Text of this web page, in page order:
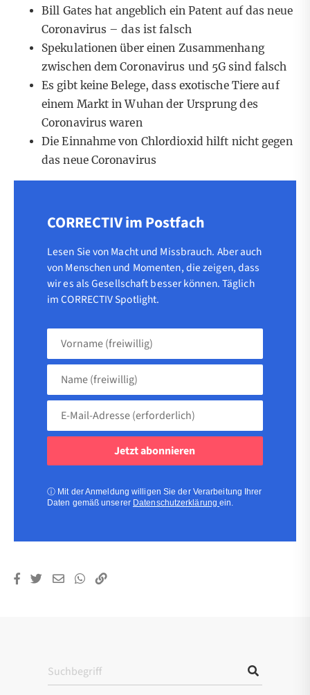
Bill Gates hat angeblich ein Patent auf das neue
Coronavirus – das ist falsch
Spekulationen über einen Zusammenhang
zwischen dem Coronavirus und 5G sind falsch
Es gibt keine Belege, dass exotische Tiere auf
einem Markt in Wuhan der Ursprung des
Coronavirus waren
Die Einnahme von Chlordioxid hilft nicht gegen
das neue Coronavirus
CORRECTIV im Postfach
Lesen Sie von Macht und Missbrauch. Aber auch
von Menschen und Momenten, die zeigen, dass
wir es als Gesellschaft besser können. Täglich
im CORRECTIV Spotlight.
Vorname
(freiwillig)
Name
(freiwillig)
Mail-
Adresse
ⓘ Mit der Anmeldung willigen Sie der Verarbeitung Ihrer
Daten gemäß unserer Datenschutzerklärungein.